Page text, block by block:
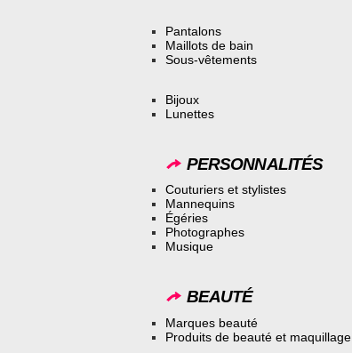
Pantalons
Maillots de bain
Sous-vêtements
Bijoux
Lunettes
PERSONNALITÉS
Couturiers et stylistes
Mannequins
Égéries
Photographes
Musique
BEAUTÉ
Marques beauté
Produits de beauté et maquillage